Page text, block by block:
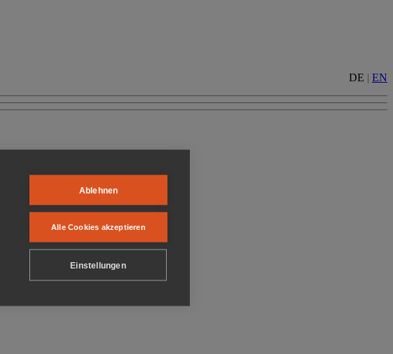
DE | EN
Ablehnen
Alle Cookies akzeptieren
Einstellungen